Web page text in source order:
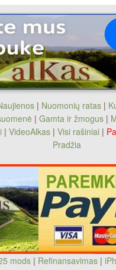
| Nuomonių ratas|
| Gamta ir žmogus |
| VideoAlkas | Visi rašiniai |
Pradžia
mods| Refinansavimas|